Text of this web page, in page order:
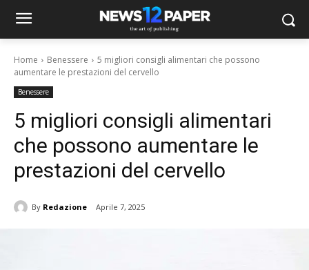
Home Benessere
5 migliori consigli alimentari che possono
aumentare le prestazioni del cervello
Benessere
5 migliori consigli alimentari
che possono aumentare le
prestazioni del cervello
By Redazione Aprile 7, 2025